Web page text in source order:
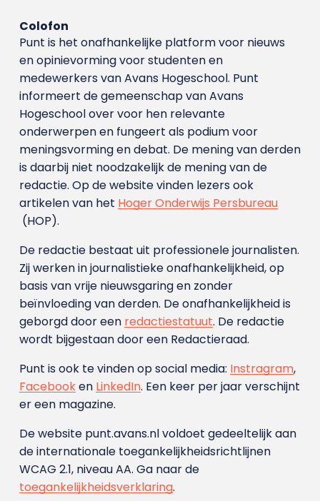
Colofon
Punt is het onafhankelijke platform voor nieuws
en opinievorming voor studenten en
medewerkers van Avans Hoge­school. Punt
informeert de gemeenschap van Avans
Hogeschool over voor hen relevante
onderwerpen en fungeert als podium voor
meningsvorming en debat. De mening van derden
is daarbij niet noodzakelijk de mening van de
redactie. Op de website vinden lezers ook
artikelen van het Hoger Onderwijs Persbureau
(HOP).
De redactie bestaat uit professionele journalisten.
Zij werken in journalistieke onafhankelijkheid, op
basis van vrije nieuwsgaring en zonder
beïnvloeding van derden. De onafhankelijkheid is
geborgd door een redactiestatuut. De redactie
wordt bijgestaan door een Redactieraad.
Punt is ook te vinden op social media: Instragram,
Facebooken LinkedIn. Een keer per jaar verschijnt
er een magazine.
De website punt.avans.nl voldoet gedeeltelijk aan
de internationale toegankelijkheidsrichtlijnen
WCAG 2.1, niveau AA. Ga naar de
toegankelijkheidsverklaring.